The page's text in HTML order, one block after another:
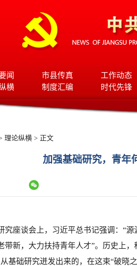
闻 市县传真 工作动态
横
制度汇编 时代先锋
理论纵横 > 正文
加强基础研究，青年
究座谈会上，习近平总书记强调：“
带新，大力扶持青年人才”。历史上，
基础研究迸发出来的，在这束“破晓